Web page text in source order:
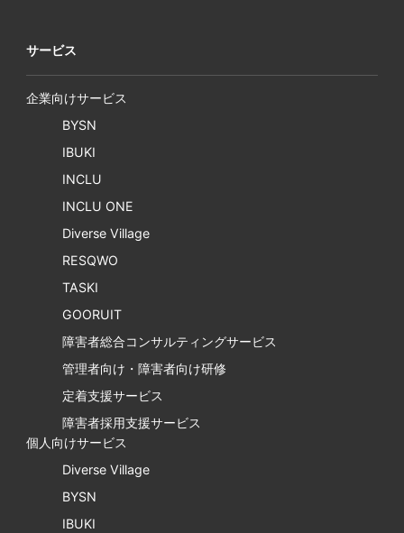
サービス
企業向けサービス
BYSN
IBUKI
INCLU
INCLU ONE
Diverse Village
RESQWO
TASKI
GOORUIT
障害者総合コンサルティングサービス
管理者向け・障害者向け研修
定着支援サービス
障害者採用支援サービス
個人向けサービス
Diverse Village
BYSN
IBUKI